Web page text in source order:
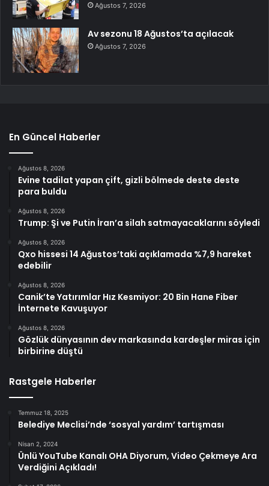
Ağustos 7, 2026
Av sezonu 18 Ağustos’ta açılacak
Ağustos 7, 2026
En Güncel Haberler
Ağustos 8, 2026
Evine tadilat yapan çift, gizli bölmede deste deste
para buldu
Ağustos 8, 2026
Trump: Şi ve Putin İran’a silah satmayacaklarını söyledi
Ağustos 8, 2026
Qxo hissesi 14 Ağustos’taki açıklamada %7,9 hareket
edebilir
Ağustos 8, 2026
Canik’te Yatırımlar Hız Kesmiyor: 20 Bin Hane Fiber
İnternete Kavuşuyor
Ağustos 8, 2026
Gözlük dünyasının dev markasında kardeşler miras için
birbirine düştü
Rastgele Haberler
Temmuz 18, 2025
Belediye Meclisi’nde ‘sosyal yardım’ tartışması
Nisan 2, 2024
Ünlü YouTube Kanalı OHA Diyorum, Video Çekmeye Ara
Verdiğini Açıkladı!